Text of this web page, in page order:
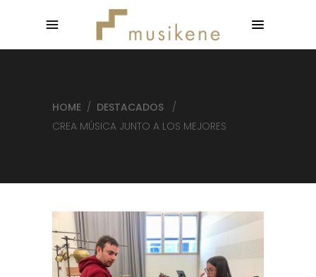
HOME / DESTACADOS
/
CREA MÚSICA JUNTO A LOS MEJORES